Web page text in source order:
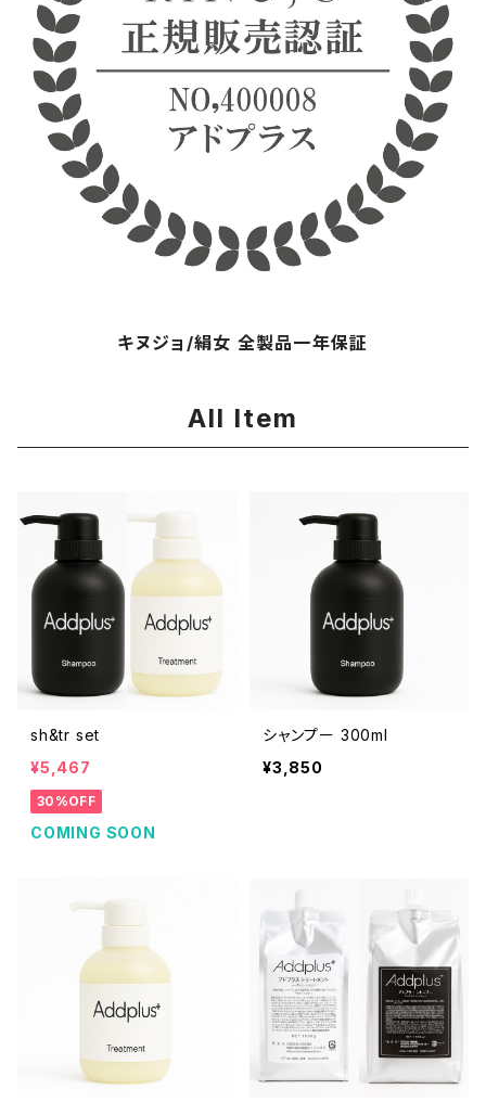
キヌジョ/絹女 全製品一年保証
All Item
sh&tr set
¥5,467
30%OFF
COMING SOON
シャンプー 300ml
¥3,850